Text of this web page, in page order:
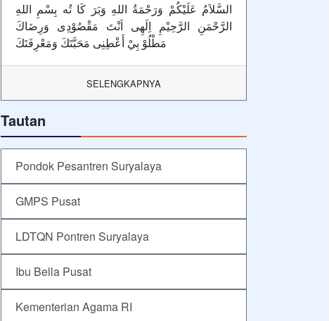
السَّلاَمُ عَلَيْكُمْ وَرَحْمَةُ اللهِ وَبَرَ كَا تُه بِسْمِ اللهِ
الرَّحْمَنِ الرَّحِيْمِ اِلَهِى اَنْتَ مَقْصُوْدِى وَرِضَاكَ
مَطْلُوْ بِيْ أَعْطِنِى مَحَبَّتَكَ وَمَعْرِفَتَكَ
SELENGKAPNYA
Tautan
Pondok Pesantren Suryalaya
GMPS Pusat
LDTQN Pontren Suryalaya
Ibu Bella Pusat
Kementerian Agama RI